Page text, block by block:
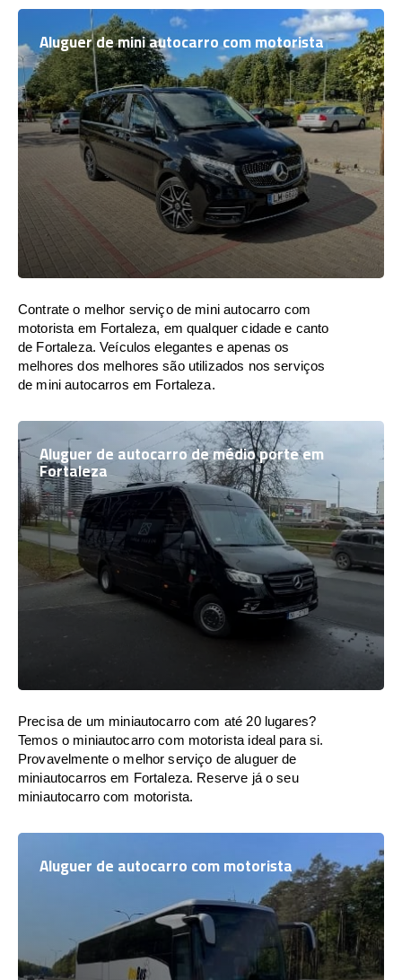
Aluguer de mini autocarro com motorista
Contrate o melhor serviço de mini autocarro com
motorista em Fortaleza, em qualquer cidade e canto
de Fortaleza. Veículos elegantes e apenas os
melhores dos melhores são utilizados nos serviços
de mini autocarros em Fortaleza.
Aluguer de autocarro de médio porte em
Fortaleza
Precisa de um miniautocarro com até 20 lugares?
Temos o miniautocarro com motorista ideal para si.
Provavelmente o melhor serviço de aluguer de
miniautocarros em Fortaleza. Reserve já o seu
miniautocarro com motorista.
Aluguer de autocarro com motorista